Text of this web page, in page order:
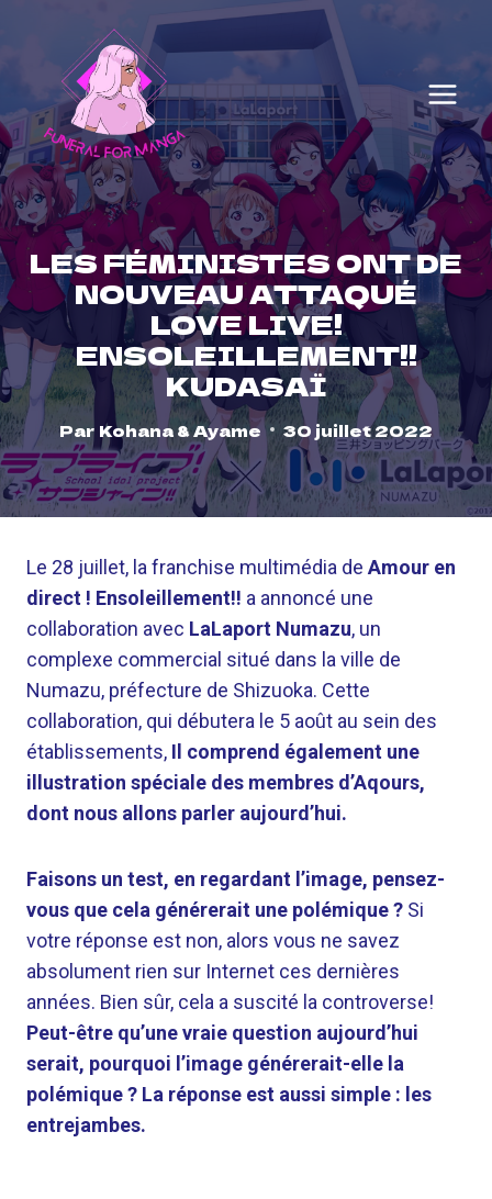
content
LES FÉMINISTES ONT DE
NOUVEAU ATTAQUÉ
LOVE LIVE!
ENSOLEILLEMENT!!
KUDASAÏ
Par Kohana & Ayame 30 juillet 2022
Le 28 juillet, la franchise multimédia de Amour en
direct ! Ensoleillement!! a annoncé une
collaboration avec LaLaport Numazu, un
complexe commercial situé dans la ville de
Numazu, préfecture de Shizuoka. Cette
collaboration, qui débutera le 5 août au sein des
établissements, Il comprend également une
illustration spéciale des membres d’Aqours,
dont nous allons parler aujourd’hui.
Faisons un test, en regardant l’image, pensez-
vous que cela générerait une polémique ? Si
votre réponse est non, alors vous ne savez
absolument rien sur Internet ces dernières
années. Bien sûr, cela a suscité la controverse!
Peut-être qu’une vraie question aujourd’hui
serait, pourquoi l’image générerait-elle la
polémique ? La réponse est aussi simple : les
entrejambes.